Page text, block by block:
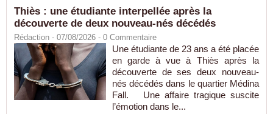
Thiès : une étudiante interpellée après la
découverte de deux nouveau-nés décédés
Rédaction - 07/08/2026 - 0 Commentaire
Une étudiante de 23 ans a été placée
en garde à vue à Thiès après la
découverte de ses deux nouveau-
nés décédés dans le quartier Médina
Fall. Une affaire tragique suscite
l’émotion dans le...